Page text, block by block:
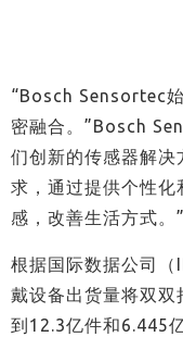
“Bosch Sensortec
密融合。 ”Bosch
们创新的传感器解决
求，通过提供个性
感，改善生活方式。”
根据国际数据公司（
戴设备出货量将双双
到 12.3亿件和6.445